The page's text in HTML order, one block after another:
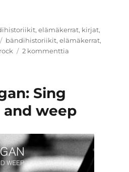
,elämäkerrat, kirjat,
Avainsanat
bändihistoriikit,elämäkerrat,
rock 2 kommenttia
Saaga
Zeppelinistä
Sing
and weep